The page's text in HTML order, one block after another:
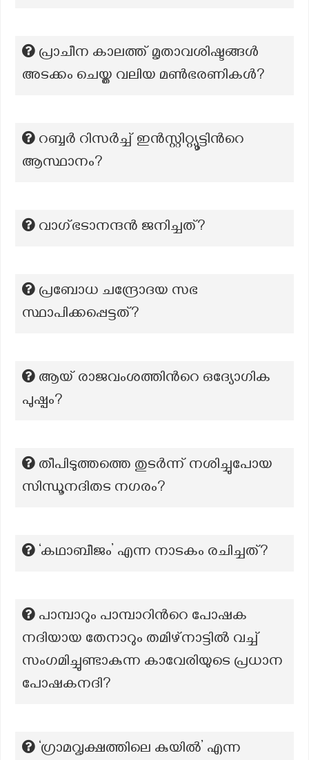
പ്രാചീന കാലത്ത് മൃതാവശിഷ്ടങ്ങൾ
അടക്കം ചെയ്ത വലിയ മൺഭരണികൾ?
റബ്ബര്‍ റിസര്‍ച്ച് ഇന്‍സ്റ്റിറ്റ്യൂട്ടിന്‍റെ
ആസ്ഥാനം?
വാഗ്ഭടാനന്ദന്‍ ജനിച്ചത്?
പ്രബോധ ചന്ദ്രോദയ സഭ
സ്ഥാപിക്കപ്പെട്ടത്?
ആയ് രാജവംശത്തിന്‍റെ ഒദ്യോഗിക
പുഷ്പം?
തീപിടുത്തത്തെ തുടർന്ന് നശിച്ചുപോയ
സിന്ധൂനദിതട നഗരം?
‘കഥാബീജം’ എന്ന നാടകം രചിച്ചത്?
പാമ്പാറും പാമ്പാറിന്‍റെ പോഷക
നദിയായ തേനാറും തമിഴ്നാട്ടില്‍ വച്ച്
സംഗമിച്ചുണ്ടാകുന്ന കാവേരിയുടെ പ്രധാന
പോഷകനദി?
‘ഗ്രാമവൃക്ഷത്തിലെ കുയിൽ’ എന്ന